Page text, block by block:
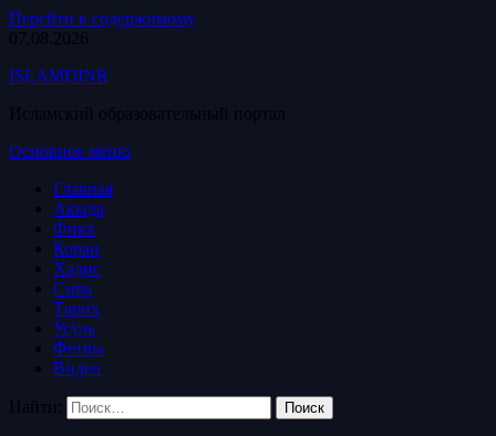
Перейти к содержимому
07.08.2026
ISLAMDINR
Исламский образовательный портал
Основное меню
Главная
Акыда
Фикх
Коран
Хадис
Сира
Тарих
Усуль
Фетвы
Видео
Найти: